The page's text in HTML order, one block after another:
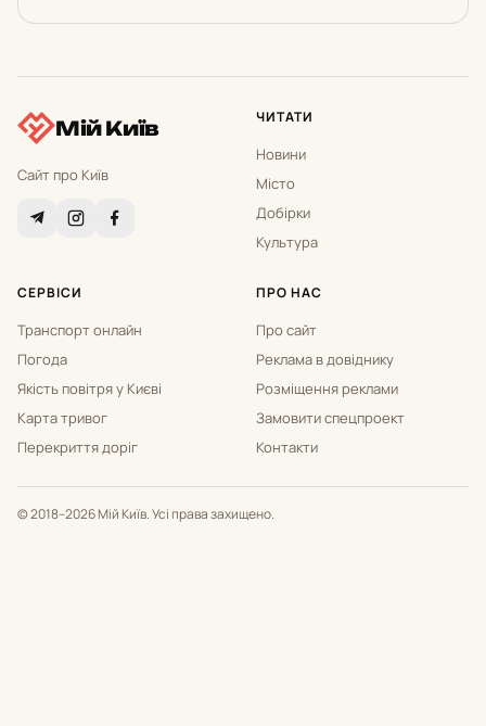
Мій Київ
Сайт про Київ
ЧИТАТИ
Новини
Місто
Добірки
Культура
СЕРВІСИ
Транспорт онлайн
Погода
Якість повітря у Києві
Карта тривог
Перекриття доріг
ПРО НАС
Про сайт
Реклама в довіднику
Розміщення реклами
Замовити спецпроект
Контакти
© 2018–2026 Мій Київ. Усі права захищено.